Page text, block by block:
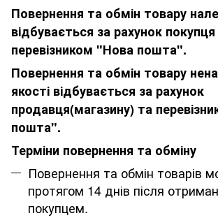
Повернення та обмін товару
відбувається за рахунок
перевізником "Нова пошта".
Повернення та обмін товару
якості відбувається за рахунок
продавця(магазину) та
пошта".
Терміни повернення та обміну
Повернення та обмін товарів
протягом 14 днів після
покупцем.